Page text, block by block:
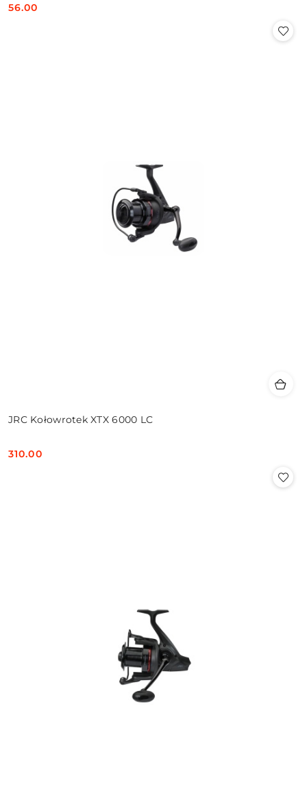
Cena:
56.00
JRC Kołowrotek XTX 6000 LC
Cena:
310.00